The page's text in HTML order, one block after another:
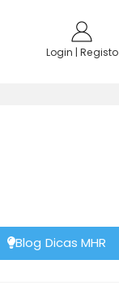
Login | Registo
Blog Dicas MHR